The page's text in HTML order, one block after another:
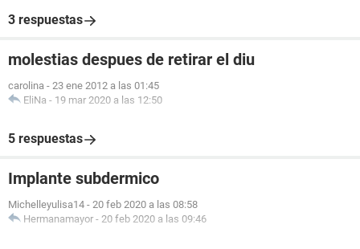
3 respuestas
molestias despues de retirar el diu
carolina - 23 ene 2012 a las 01:45
EliNa - 19 mar 2020 a las 12:50
5 respuestas
Implante subdermico
Michelleyulisa14 - 20 feb 2020 a las 08:58
Hermanamayor - 20 feb 2020 a las 09:46